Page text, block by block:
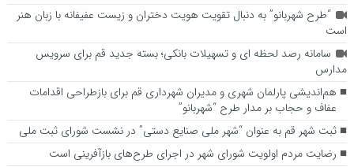
“طرح شهربانو” به دنبال تقویت هویت دختران و زیست عفیفانه با زبان هنر
است
سامانه رصد لحظه ای و تسهیلات بانکی؛ بسته جدید قم برای سرویس
مدارس
هم‌اندیشی پارلمان شهری و مدیران شهرداری قم برای بازطراحی اقدامات
عفاف و حجاب بر مدار طرح “شهربانو”
ثبت شهر قم به عنوان “شهر ملی صنایع دستی” در نشست شورای ثبت ملی
رضایت مردم اولویت شورای شهر در اجرای طرح‌های بازآفرینی است